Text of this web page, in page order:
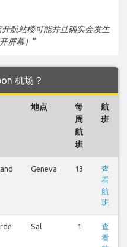
开航站楼可能并且确实会发生
屏幕） ”
机场？
地点
每
周
航
班
航
班
Geneva 13
查
看
航
班
Sal 1
查
看